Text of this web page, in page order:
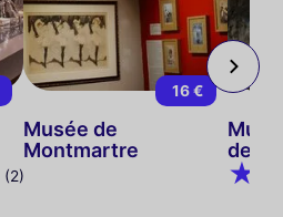
(2)
16 €
Musée de
Montmartre
de